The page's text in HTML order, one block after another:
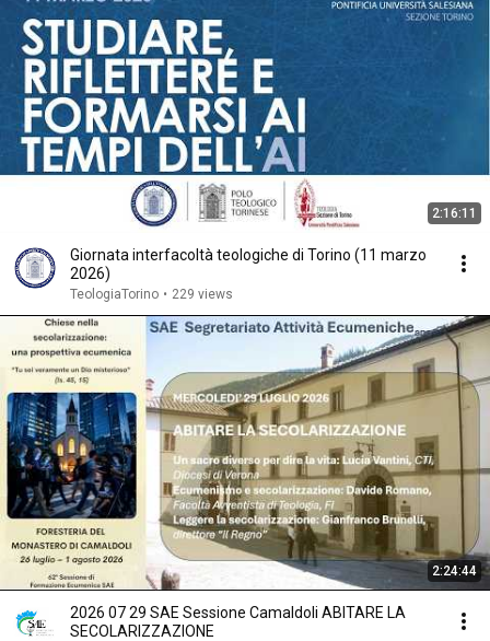
2:16:11
Giornata interfacoltà teologiche di Torino (11 marzo
2026)
TeologiaTorino • 229 views
2:24:44
2026 07 29 SAE Sessione Camaldoli ABITARE LA
SECOLARIZZAZIONE